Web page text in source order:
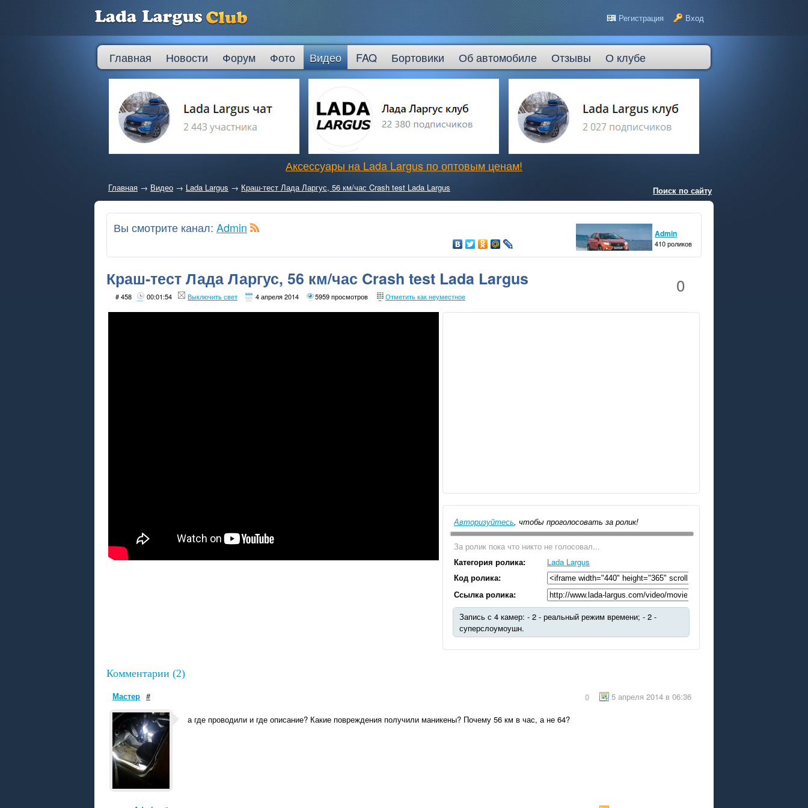
Регистрация Вход
Главная Новости Форум Фото Видео FAQ Бортовики Об автомобиле Отзывы О клубе
Аксессуары на Lada Largus по оптовым ценам!
Главная → Видео → Lada Largus → Краш-тест Лада Ларгус, 56 км/час Crash test Lada Largus Поиск по сайту
Вы смотрите канал: Admin Admin
410 роликов
0
Краш-тест Лада Ларгус, 56 км/час Crash test Lada Largus
# 458 00:01:54 Выключить свет 4 апреля 2014 5959 просмотров Отметить как неуместное
Авторизуйтесь, чтобы проголосовать за ролик!
За ролик пока что никто не голосовал...
Категория ролика:
Lada Largus
Код ролика:
Ссылка ролика:
Запись с 4 камер: - 2 - реальный режим времени; - 2 -
суперслоумоушн.
Комментарии (2)
Мастер # 5 апреля 2014 в 06:36
0
а где проводили и где описание? Какие повреждения получили маникены? Почему 56 км в час, а не 64?